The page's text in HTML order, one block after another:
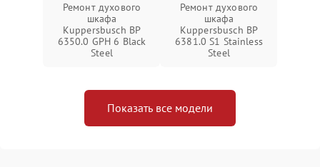
Ремонт духового
шкафа
Kuppersbusch BP
6350.0 GPH 6 Black
Steel
Ремонт духового
шкафа
Kuppersbusch BP
6381.0 S1 Stainless
Steel
Показать все модели